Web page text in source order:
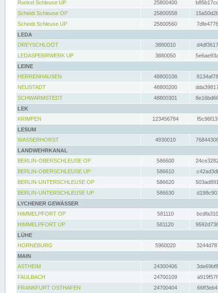
Runkel Schleuse UP
25800400
Scheidt Schleuse OP
25800558
Scheidt Schleuse UP
25800560
LEDA
DREYSCHLOOT
3880010
LEDASPERRWERK UP
3880050
LEINE
HERRENHAUSEN
48800108
NEUSTADT
48800200
SCHWARMSTEDT
48800301
LEK
KRIMPEN
123456784
LESUM
WASSERHORST
4930010
LANDWEHRKANAL
BERLIN-OBERSCHLEUSE OP
586600
BERLIN-OBERSCHLEUSE UP
586610
BERLIN-UNTERSCHLEUSE OP
586620
BERLIN-UNTERSCHLEUSE UP
586630
LYCHENER GEWÄSSER
HIMMELPFORT OP
581110
HIMMELPFORT UP
581120
LÜHE
HORNEBURG
5960020
MAIN
ASTHEIM
24300406
FAULBACH
24700109
FRANKFURT OSTHAFEN
24700404